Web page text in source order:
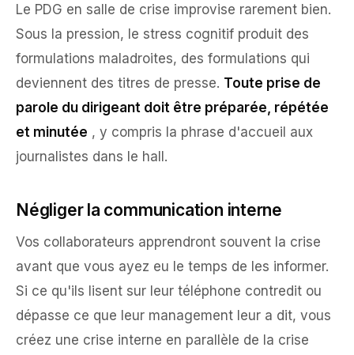
Le PDG en salle de crise improvise rarement bien.
Sous la pression, le stress cognitif produit des
formulations maladroites, des formulations qui
deviennent des titres de presse. Toute prise de
parole du dirigeant doit être préparée, répétée
et minutée , y compris la phrase d'accueil aux
journalistes dans le hall.
Négliger la communication interne
Vos collaborateurs apprendront souvent la crise
avant que vous ayez eu le temps de les informer.
Si ce qu'ils lisent sur leur téléphone contredit ou
dépasse ce que leur management leur a dit, vous
créez une crise interne en parallèle de la crise